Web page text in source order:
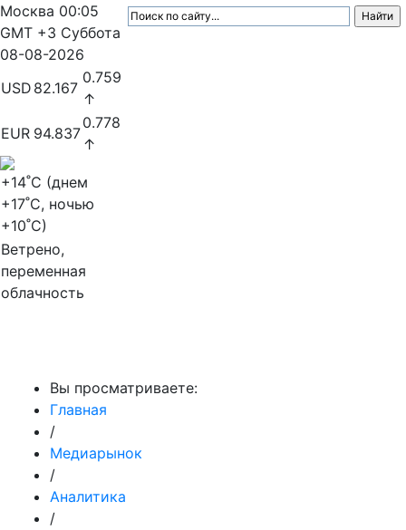
Москва 00:05
GMT +3 Суббота
08-08-2026
USD 82.167
0.759
↑
EUR 94.837
0.778
↑
+14˚C (днем
+17˚C, ночью
+10˚C)
Ветрено,
переменная
облачность
Вы просматриваете:
Главная
/
Медиарынок
/
Аналитика
/